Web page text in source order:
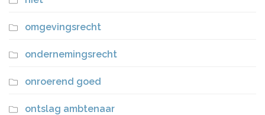
omgevingsrecht
ondernemingsrecht
onroerend goed
ontslag ambtenaar